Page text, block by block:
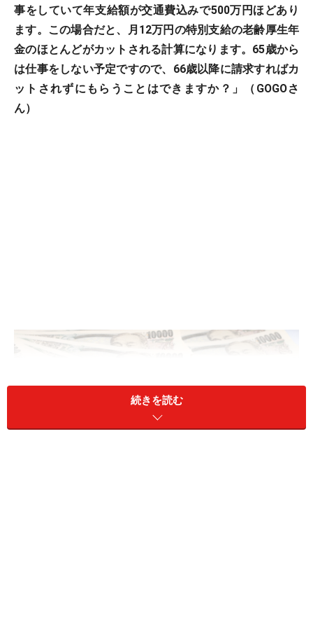
事をしていて年支給額が交通費込みで500万円ほどあり
ます。この場合だと、月12万円の特別支給の老齢厚生年
金のほとんどがカットされる計算になります。65歳から
は仕事をしない予定ですので、66歳以降に請求すればカ
ットされずにもらうことはできますか？」（GOGOさ
ん）
続きを読む